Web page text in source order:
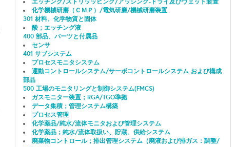
化学機械研磨（ＣＭＰ）/電気研磨/機械研磨装置
301 材料、化学物質と固体
酸；エッチング液
400 部品、パーツと付属品
センサ
401 サブシステム
プロセスモニタシステム
運動コントロールシステム/サーボコントロールシステム および構成
部品
500 工場のモニタリングと制御システム(FMCS)
ガスモニター装置；RGA/TGO準拠
データ集積；管理システム構築
プロセス管理
化学薬品/純水/流体モニタおよび管理システム
化学薬品；純水/流体取扱い、貯蔵、供給システム
廃棄物コントロール；排出管理システム（廃液および排ガス：調整/